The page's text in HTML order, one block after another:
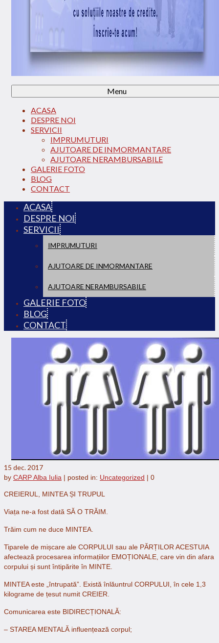
Menu
ACASA
DESPRE NOI
SERVICII
IMPRUMUTURI
AJUTOARE DE INMORMANTARE
AJUTOARE NERAMBURSABILE
GALERIE FOTO
BLOG
CONTACT
ACASA
DESPRE NOI
SERVICII
IMPRUMUTURI
AJUTOARE DE INMORMANTARE
AJUTOARE NERAMBURSABILE
GALERIE FOTO
BLOG
CONTACT
15 dec. 2017
by CARP Alba Iulia | posted in: Uncategorized | 0
CREIERUL, MINTEA ȘI TRUPUL
Viața ne-a fost dată SĂ O TRĂIM.
Trăim cum ne duce MINTEA.
Tiparele de mișcare ale CORPULUI sau ale PĂRȚILOR ACESTUIA
afectează procesarea informațiilor EMOȚIONALE, care vin din afara
corpului și sunt întipărite în MINTE.
MINTEA este „întrupată”. Există înlăuntrul CORPULUI, în cele 1,3
kilograme de țesut numit CREIER.
Comunicarea este BIDIRECȚIONALĂ:
– STAREA MENTALĂ influențează corpul;